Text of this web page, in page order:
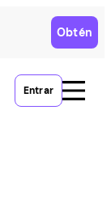
Obtén
Entrar